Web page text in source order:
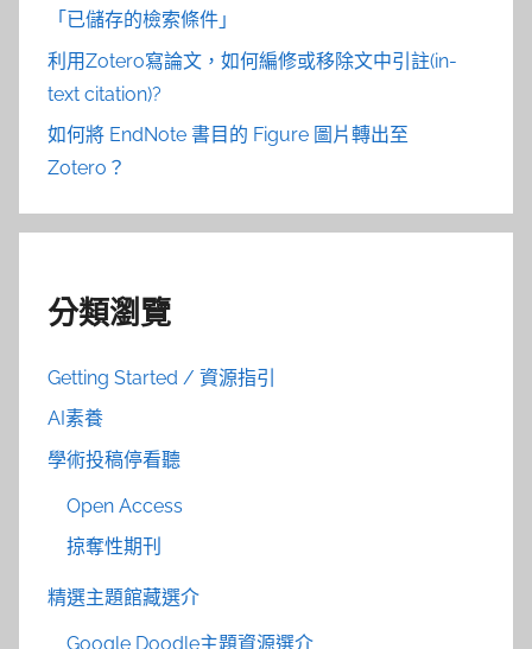
「已儲存的檢索條件」
利用Zotero寫論文，如何編修或移除文中引註(in-
text citation)?
如何將 EndNote 書目的 Figure 圖片轉出至
Zotero？
分類瀏覽
Getting Started / 資源指引
AI素養
學術投稿停看聽
Open Access
掠奪性期刊
精選主題館藏選介
Google Doodle主題資源選介